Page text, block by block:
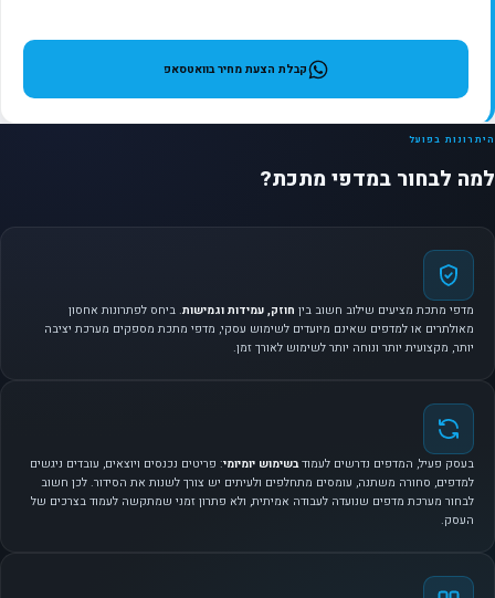
קבלת הצעת מחיר בוואטסאפ
היתרונות בפועל
למה לבחור במדפי מתכת?
מדפי מתכת מציעים שילוב חשוב בין חוזק, עמידות וגמישות. ביחס לפתרונות אחסון
מאולתרים או למדפים שאינם מיועדים לשימוש עסקי, מדפי מתכת מספקים מערכת יציבה
יותר, מקצועית יותר ונוחה יותר לשימוש לאורך זמן.
בעסק פעיל, המדפים נדרשים לעמודבשימוש יומיומי: פריטים נכנסים ויוצאים, עובדים ניגשים
למדפים, סחורה משתנה, עומסים מתחלפים ולעיתים יש צורך לשנות את הסידור. לכן חשוב
לבחור מערכת מדפים שנועדה לעבודה אמיתית, ולא פתרון זמני שמתקשה לעמוד בצרכים של
העסק.